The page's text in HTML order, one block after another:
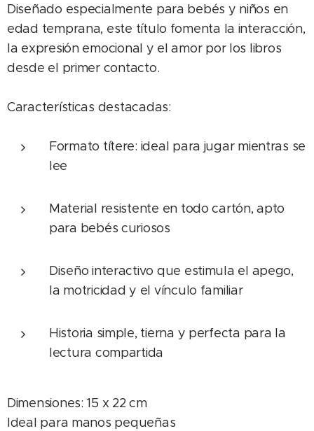
Diseñado especialmente para bebés y niños en
edad temprana, este título fomenta la interacción,
la expresión emocional y el amor por los libros
desde el primer contacto.
Características destacadas:
Formato títere: ideal para jugar mientras se
lee
Material resistente en todo cartón, apto
para bebés curiosos
Diseño interactivo que estimula el apego,
la motricidad y el vínculo familiar
Historia simple, tierna y perfecta para la
lectura compartida
Dimensiones: 15 x 22 cm
Ideal para manos pequeñas